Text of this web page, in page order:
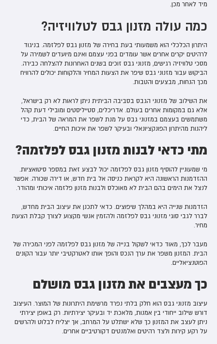
מיד לאחר מכן.
כמה עולה מזנון גבס לטלוויזיה?
היתרון הכלכלי הוא משמעותי בעת בחירה של מזנון גבס לפלזמה. בניגוד
לרהיטים יקרים אחרים אשר עומדים בפני עצמם ואינם מיועדים לשמירה על
מסכי טלוויזיה רגישים, מזנוני גבס זוכים בשנים האחרונות להצלחה כבירה.
הביקוש עבור מזנוני גבס שיפר את הצעות המחיר והלקוחות יכולים להרוויח
מכך הנחות, מבצעים והטבות.
את השילוב של מזנוני הגבס בסביבה הביתית ניתן לראות לא רק בישראל,
אלא גם במקומות אחרים בעולם. אדריכלים, סטייליסטים ומובילי דעת קהל
משתמשים בעצמם במזנוני גבס על מנת לשפר את המראה של הבית, כדי
ליהנות מהיתרון הפונקציונאלי ובעיקר לשפר את איכות החיים.
מתי כדאי לבנות מזנון גבס לפלזמה?
מי שמעוניין להוסיף מזנון גבס לפלזמה יכול לבצע זאת במספר סיטואציות.
ההזדמנות הראשונה היא לקראת כניסה אל בית חדש, או דירה שכורה. אפשר
לנצל את הימים בהם הבית לא מאוכלס ולבנות מזנון פלזמה איכותי ומהודר.
הזדמנות שנייה היא במהלך שיפוצים. כדאי לתכנן את עיצוב הבית מחדש,
לברר לגבי סוגי מזנוני גבס לפלזמה ולהזמין אנשי מקצוע לצורך קבלת הצעת
מחיר.
מעבר לכך, מאוד כדאי לשקול בנייה של מזנון גבס לפלזמה לפני המכירה של
הבית. המזנון משפר את ערך הנכס והופך אותו לאטרקטיבי יותר עבור הקונים
הפוטנציאליים.
כך מעצבים את מזנון גבס מושלם
עיצוב מזנוני גבס הוא חלק בלתי נפרד מרשימת היתרונות של המוצר. העיצוב
דורש שילוב ייחודי בין אמנות, מלאכת יד ובעיקר יצירתיות. רק באופן יצירתי
ניתן לעצב את המזנון כך שלא ישתלט על המרחב, אך יצליח לבלוט ולהרשים
על רקע קירות ולצד רהיטים ואלמנטים דקורטיביים אחרים.